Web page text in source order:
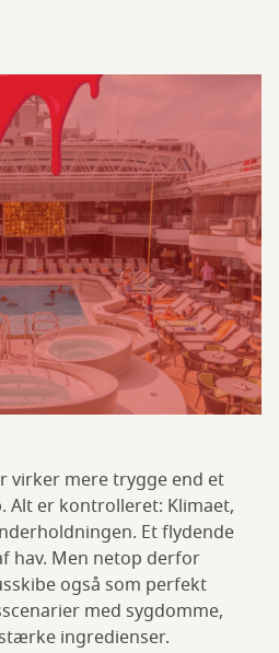
virker mere trygge end et
Alt er kontrolleret: Klimaet,
Et flydende
hav. Men netop derfor
også som perfekt
med sygdomme,
ingredienser.